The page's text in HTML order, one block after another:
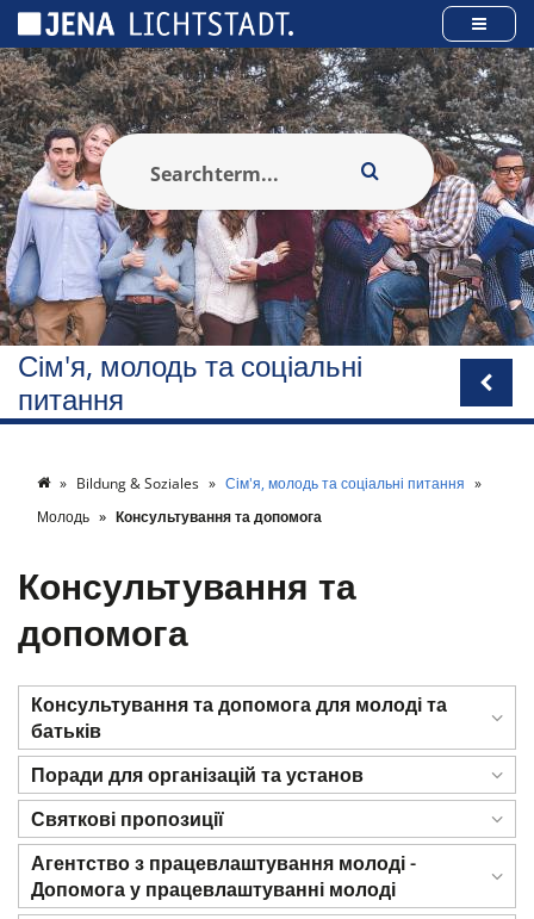
Сім'я, молодь та соціальні
питання
Bildung & Soziales
Сім'я, молодь та соціальні питання
Молодь
Консультування та допомога
Консультування та
допомога
Консультування та допомога для молоді та
батьків
Поради для організацій та установ
Святкові пропозиції
Агентство з працевлаштування молоді -
Допомога у працевлаштуванні молоді
Панель керування кукі